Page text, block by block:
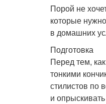
Порой не
которые
в домашних
Подготовка
Перед тем,
тонкими
стилистов по
и